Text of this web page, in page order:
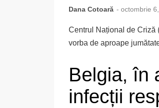
Dana Cotoară - octombrie
Centrul Național de Criză
vorba de aproape
Belgia, în
infecții